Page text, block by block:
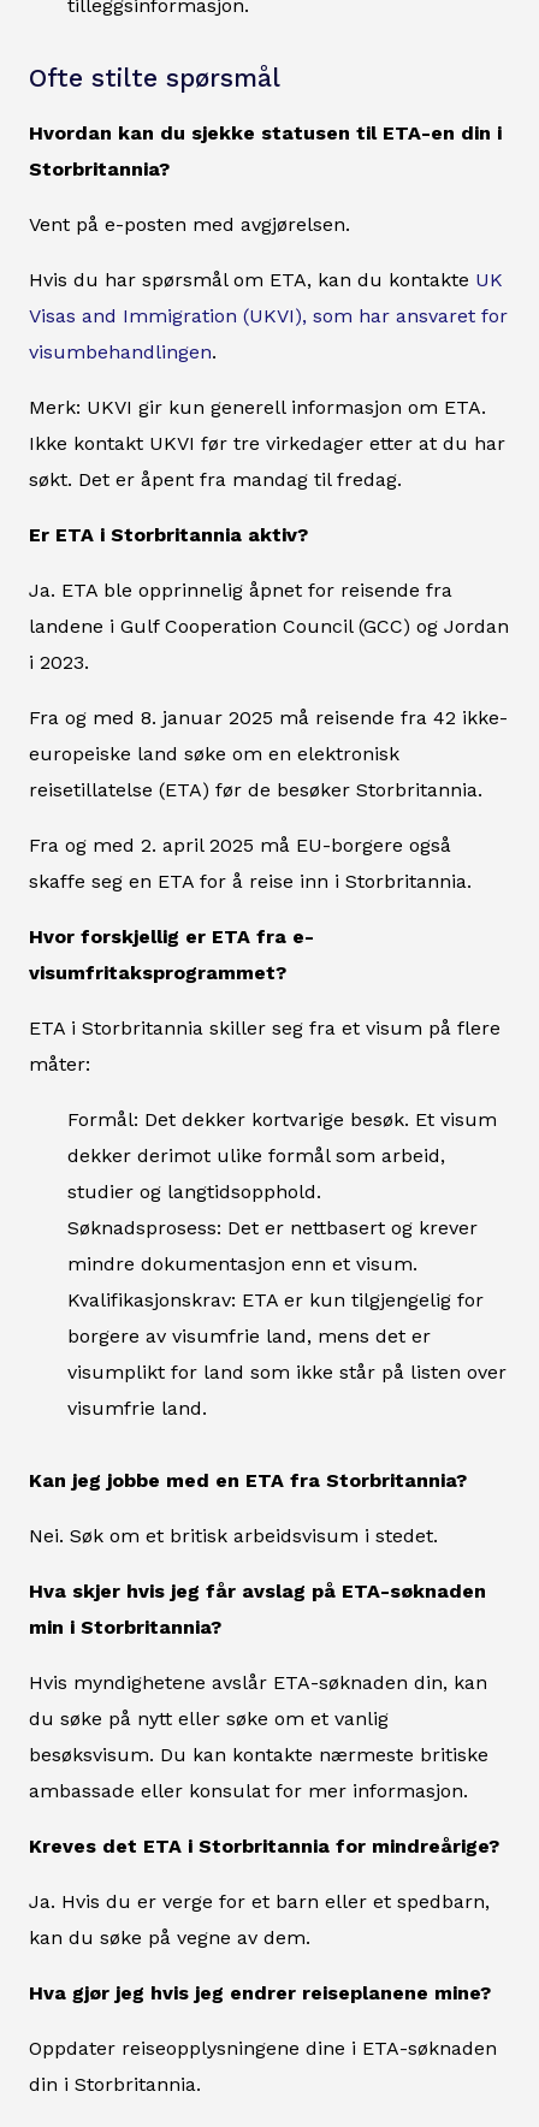
tilleggsinformasjon.
Ofte stilte spørsmål
Hvordan kan du sjekke statusen til ETA-en din i
Storbritannia?
Vent på e-posten med avgjørelsen.
Hvis du har spørsmål om ETA, kan du kontakte UK
Visas and Immigration (UKVI), som har ansvaret for
visumbehandlingen.
Merk: UKVI gir kun generell informasjon om ETA.
Ikke kontakt UKVI før tre virkedager etter at du har
søkt. Det er åpent fra mandag til fredag.
Er ETA i Storbritannia aktiv?
Ja. ETA ble opprinnelig åpnet for reisende fra
landene i Gulf Cooperation Council (GCC) og Jordan
i 2023.
Fra og med 8. januar 2025 må reisende fra 42 ikke-
europeiske land søke om en elektronisk
reisetillatelse (ETA) før de besøker Storbritannia.
Fra og med 2. april 2025 må EU-borgere også
skaffe seg en ETA for å reise inn i Storbritannia.
Hvor forskjellig er ETA fra e-
visumfritaksprogrammet?
ETA i Storbritannia skiller seg fra et visum på flere
måter:
Formål: Det dekker kortvarige besøk. Et visum
dekker derimot ulike formål som arbeid,
studier og langtidsopphold.
Søknadsprosess: Det er nettbasert og krever
mindre dokumentasjon enn et visum.
Kvalifikasjonskrav: ETA er kun tilgjengelig for
borgere av visumfrie land, mens det er
visumplikt for land som ikke står på listen over
visumfrie land.
Kan jeg jobbe med en ETA fra Storbritannia?
Nei. Søk om et britisk arbeidsvisum i stedet.
Hva skjer hvis jeg får avslag på ETA-søknaden
min i Storbritannia?
Hvis myndighetene avslår ETA-søknaden din, kan
du søke på nytt eller søke om et vanlig
besøksvisum. Du kan kontakte nærmeste britiske
ambassade eller konsulat for mer informasjon.
Kreves det ETA i Storbritannia for mindreårige?
Ja. Hvis du er verge for et barn eller et spedbarn,
kan du søke på vegne av dem.
Hva gjør jeg hvis jeg endrer reiseplanene mine?
Oppdater reiseopplysningene dine i ETA-søknaden
din i Storbritannia.